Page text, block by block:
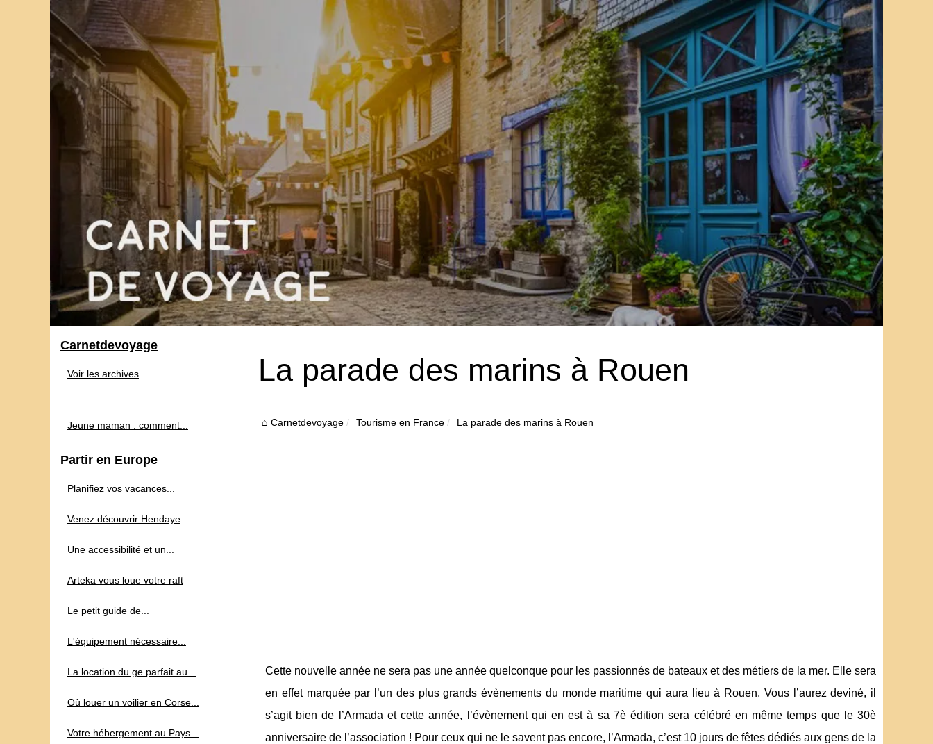
La parade des marins à Rouen
Carnetdevoyage Tourisme en France La parade des marins à Rouen
Cette nouvelle année ne sera pas une année quelconque pour les passionnés de bateaux et des métiers de la mer. Elle sera
en effet marquée par l’un des plus grands évènements du monde maritime qui aura lieu à Rouen. Vous l’aurez deviné, il
s’agit bien de l’Armada et cette année, l’évènement qui en est à sa 7è édition sera célébré en même temps que le 30è
anniversaire de l’association ! Pour ceux qui ne le savent pas encore, l’Armada, c’est 10 jours de fêtes dédiés aux gens de la
Carnetdevoyage
Voir les archives
Jeune maman : comment...
Partir en Europe
Planifiez vos vacances...
Venez découvrir Hendaye
Une accessibilité et un...
Arteka vous loue votre raft
Le petit guide de...
L'équipement nécessaire...
La location du ge parfait au...
Où louer un voilier en Corse...
Votre hébergement au Pays...